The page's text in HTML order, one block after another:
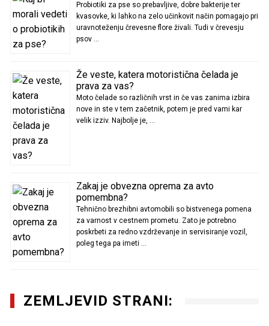
Probiotiki za pse so prebavljive, dobre bakterije ter
kvasovke, ki lahko na zelo učinkovit način pomagajo pri
uravnoteženju črevesne flore živali. Tudi v črevesju
psov …
Že veste, katera motoristična čelada je
prava za vas?
Moto čelade so različnih vrst in če vas zanima izbira
nove in ste v tem začetnik, potem je pred vami kar
velik izziv. Najbolje je, …
Zakaj je obvezna oprema za avto
pomembna?
Tehnično brezhibni avtomobili so bistvenega pomena
za varnost v cestnem prometu. Zato je potrebno
poskrbeti za redno vzdrževanje in servisiranje vozil,
poleg tega pa imeti …
ZEMLJEVID STRANI: